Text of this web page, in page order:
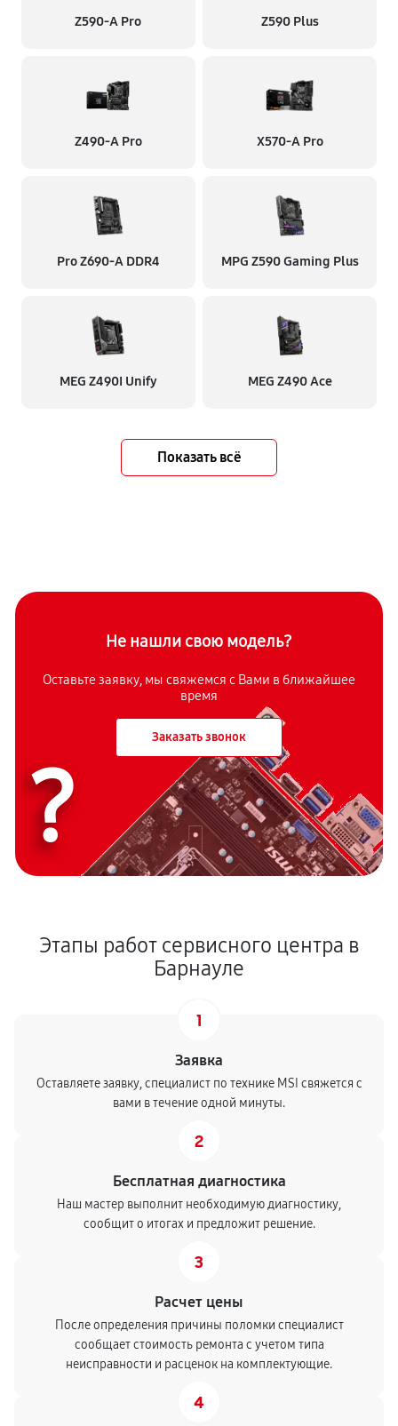
Z590-A Pro Z590 Plus
Z490-A Pro X570-A Pro
Pro Z690-A DDR4 MPG Z590 Gaming Plus
MEG Z490I Unify MEG Z490 Ace
Показать всё
Не нашли свою модель?
Оставьте заявку, мы свяжемся с Вами в ближайшее
время
Заказать звонок
?
Этапы работ сервисного центра в
Барнауле
1
Заявка
Оставляете заявку, специалист по технике MSI свяжется с
вами в течение одной минуты.
2
Бесплатная диагностика
Наш мастер выполнит необходимую диагностику,
сообщит о итогах и предложит решение.
3
Расчет цены
После определения причины поломки специалист
сообщает стоимость ремонта с учетом типа
неисправности и расценок на комплектующие.
4